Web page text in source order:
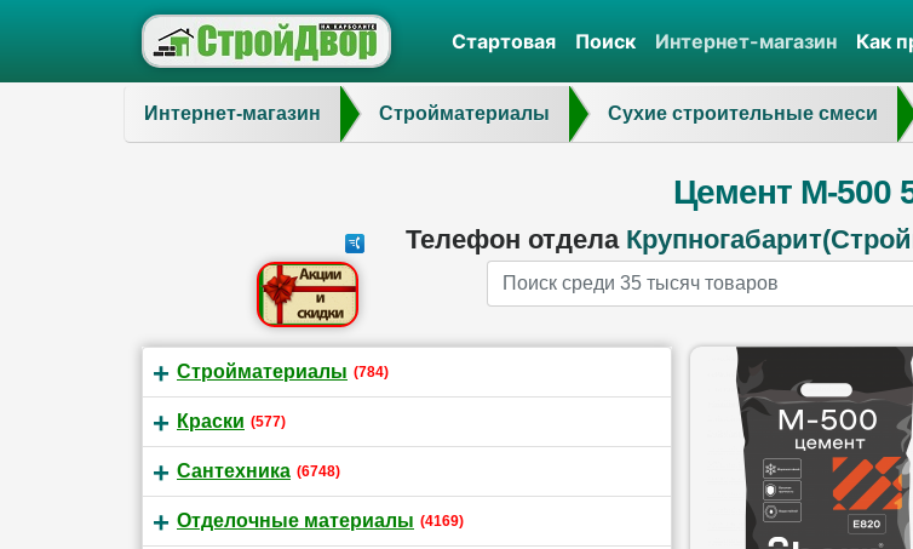
Стартовая Поиск Интернет-магазин Как
Интернет-магазин Стройматериалы Сухие строительные смеси
Цемент М-500
Телефон отдела
Name
Стройматериалы (784)
Краски (577)
Сантехника (6748)
Отделочные материалы (4169)